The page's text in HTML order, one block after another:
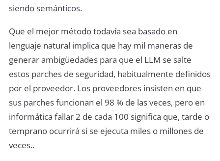
siendo semánticos.
Que el mejor método todavía sea basado en
lenguaje natural implica que hay mil maneras de
generar ambigüedades para que el LLM se salte
estos parches de seguridad, habitualmente definidos
por el proveedor. Los proveedores insisten en que
sus parches funcionan el 98 % de las veces, pero en
informática fallar 2 de cada 100 significa que, tarde o
temprano ocurrirá si se ejecuta miles o millones de
veces..